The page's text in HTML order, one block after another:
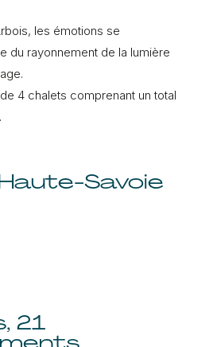
les émotions se
du rayonnement de la lumière
4 chalets comprenant un total
Savoie
21